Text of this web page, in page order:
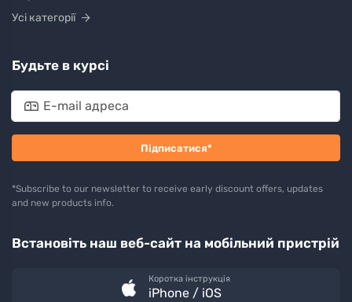
Усі категорії
Будьте в курсі
Підписатися*
*Subscribe to our newsletter to receive early discount offers, updates
and new products info.
Встановіть наш веб-сайт на мобільний пристрій
Коротка інструкція
iPhone / iOS